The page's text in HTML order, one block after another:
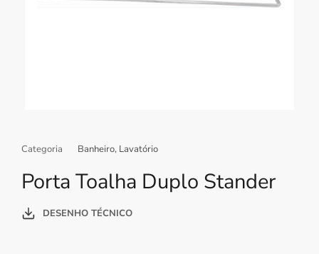
Categoria Banheiro, Lavatório
Porta Toalha Duplo Stander
DESENHO TÉCNICO